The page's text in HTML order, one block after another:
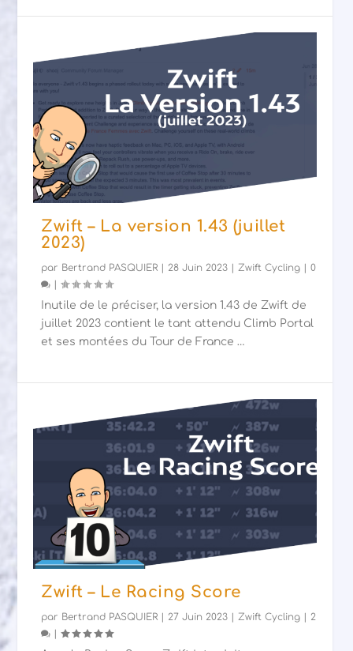
Zwift – La version 1.43 (juillet
2023)
par Bertrand PASQUIER | 28 Juin 2023 | Zwift Cycling |0
|
Inutile de le préciser, la version 1.43 de Zwift de
juillet 2023 contient le tant attendu Climb Portal
et ses montées du Tour de France …
Zwift – Le Racing Score
par Bertrand PASQUIER 27 Juin 2023 |Zwift Cycling
2
|